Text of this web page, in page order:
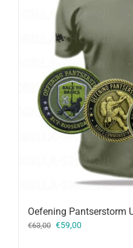
Oefening Pantserstorm
€63,00 Oorspronkelijke
€59,00